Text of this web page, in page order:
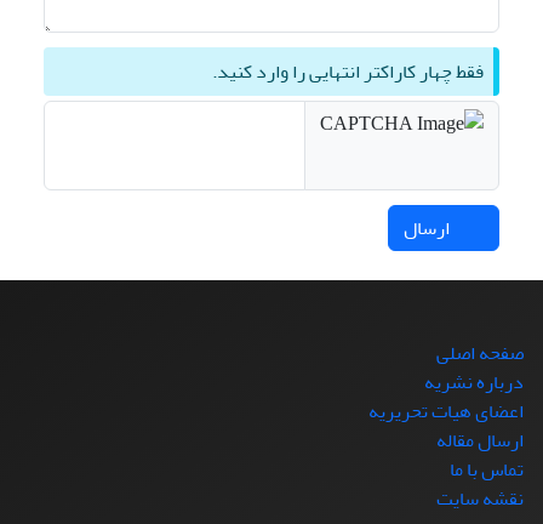
فقط چهار کاراکتر انتهایی را وارد کنید.
ارسال
صفحه اصلی
درباره نشریه
اعضای هیات تحریریه
ارسال مقاله
تماس با ما
نقشه سایت